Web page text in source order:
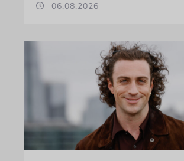
06.08.2026